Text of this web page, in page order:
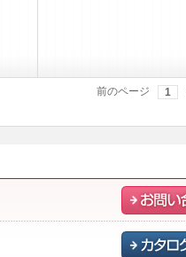
前のページ 1